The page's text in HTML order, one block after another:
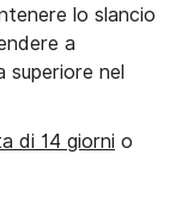
lo slancio
a
nel
di 14 giorni o